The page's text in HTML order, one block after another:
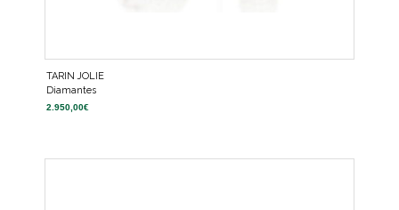
TARIN JOLIE
Diamantes
2.950,00€